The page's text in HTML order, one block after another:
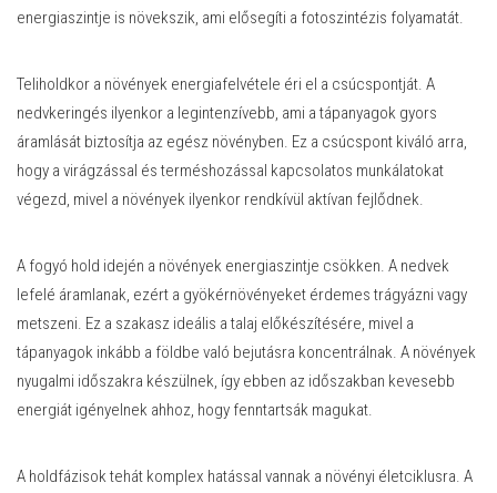
energiaszintje is növekszik, ami elősegíti a fotoszintézis folyamatát.
Teliholdkor a növények energiafelvétele éri el a csúcspontját. A
nedvkeringés ilyenkor a legintenzívebb, ami a tápanyagok gyors
áramlását biztosítja az egész növényben. Ez a csúcspont kiváló arra,
hogy a virágzással és terméshozással kapcsolatos munkálatokat
végezd, mivel a növények ilyenkor rendkívül aktívan fejlődnek.
A fogyó hold idején a növények energiaszintje csökken. A nedvek
lefelé áramlanak, ezért a gyökérnövényeket érdemes trágyázni vagy
metszeni. Ez a szakasz ideális a talaj előkészítésére, mivel a
tápanyagok inkább a földbe való bejutásra koncentrálnak. A növények
nyugalmi időszakra készülnek, így ebben az időszakban kevesebb
energiát igényelnek ahhoz, hogy fenntartsák magukat.
A holdfázisok tehát komplex hatással vannak a növényi életciklusra. A